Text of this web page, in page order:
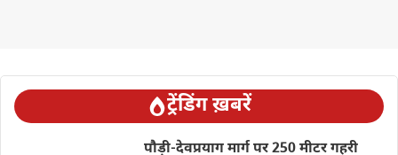
ट्रेंडिंग ख़बरें
पौड़ी-देवप्रयाग मार्ग पर 250 मीटर गहरी